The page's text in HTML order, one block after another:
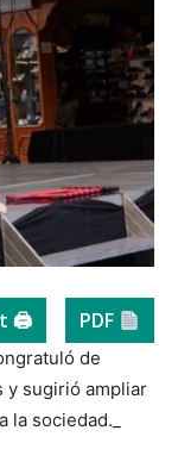
🖨 PDF
de
y sugirió ampliar
sociedad._